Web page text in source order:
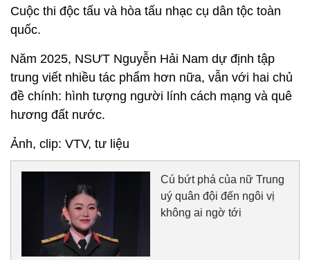
Cuộc thi độc tấu và hòa tấu nhạc cụ dân tộc toàn
quốc.
Năm 2025, NSƯT Nguyễn Hải Nam dự định tập
trung viết nhiều tác phẩm hơn nữa, vẫn với hai chủ
đề chính: hình tượng người lính cách mạng và quê
hương đất nước.
Ảnh, clip: VTV, tư liệu
Cú bứt phá của nữ Trung
uý quân đội đến ngôi vị
không ai ngờ tới